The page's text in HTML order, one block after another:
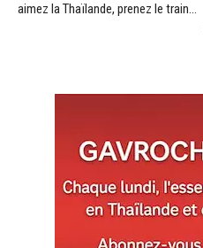
aimez la Thaïlande, prenez le train…